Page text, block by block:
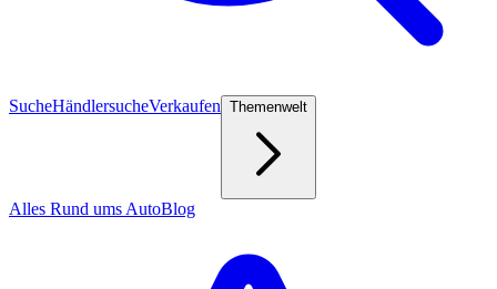
SucheHändlersucheVerkaufen Themenwelt
Alles Rund ums AutoBlog